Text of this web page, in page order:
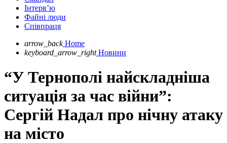
Інтерв’ю
Файні люди
Співпраця
arrow_back Home
keyboard_arrow_right Новини
“У Тернополі найскладніша
ситуація за час війни”:
Сергій Надал про нічну атаку
на місто